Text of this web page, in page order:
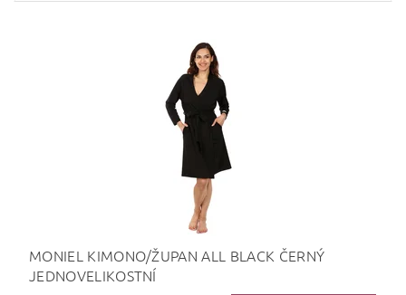
MONIEL KIMONO/ŽUPAN ALL BLACK ČERNÝ
JEDNOVELIKOSTNÍ